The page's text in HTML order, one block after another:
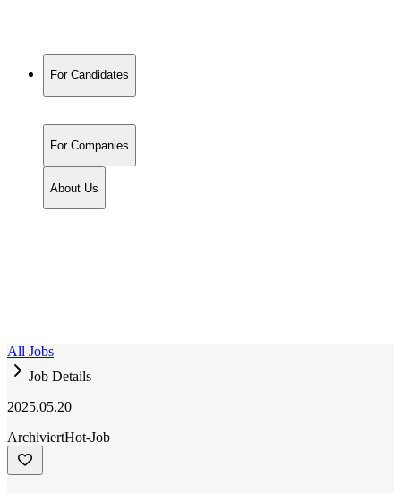
For Candidates
For Companies
About Us
All Jobs
Job Details
2025.05.20
ArchiviertHot-Job